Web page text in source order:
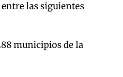
entre las siguientes
municipios de la